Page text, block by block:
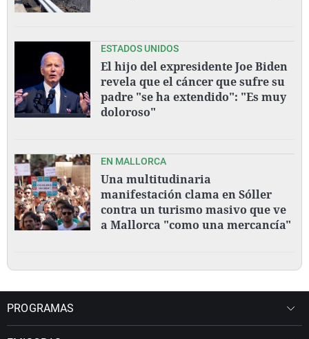
ESTADOS UNIDOS
El hijo del expresidente Joe Biden
revela que el cáncer que sufre su
padre "se ha extendido": "Es muy
doloroso"
EN MALLORCA
Una multitudinaria
manifestación clama en Sóller
contra un turismo masivo que ve
a Mallorca "como una mercancía"
PROGRAMAS